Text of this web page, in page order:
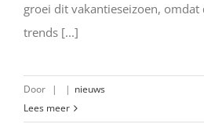
groei dit vakantieseizoen, omdat
trends [...]
Door | | nieuws
Lees meer